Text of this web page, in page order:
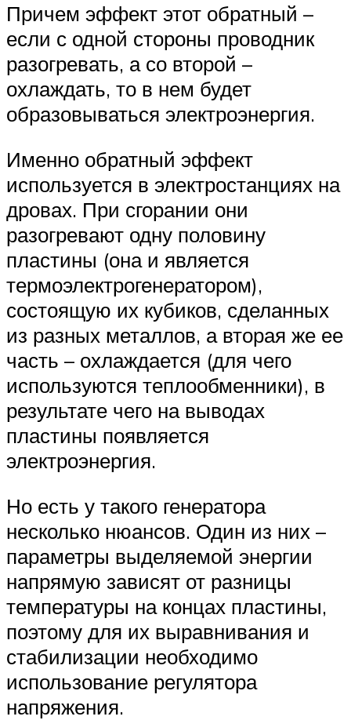
Причем эффект этот обратный –
если с одной стороны проводник
разогревать, а со второй –
охлаждать, то в нем будет
образовываться электроэнергия.
Именно обратный эффект
используется в электростанциях на
дровах. При сгорании они
разогревают одну половину
пластины (она и является
термоэлектрогенератором),
состоящую их кубиков, сделанных
из разных металлов, а вторая же ее
часть – охлаждается (для чего
используются теплообменники), в
результате чего на выводах
пластины появляется
электроэнергия.
Но есть у такого генератора
несколько нюансов. Один из них –
параметры выделяемой энергии
напрямую зависят от разницы
температуры на концах пластины,
поэтому для их выравнивания и
стабилизации необходимо
использование регулятора
напряжения.